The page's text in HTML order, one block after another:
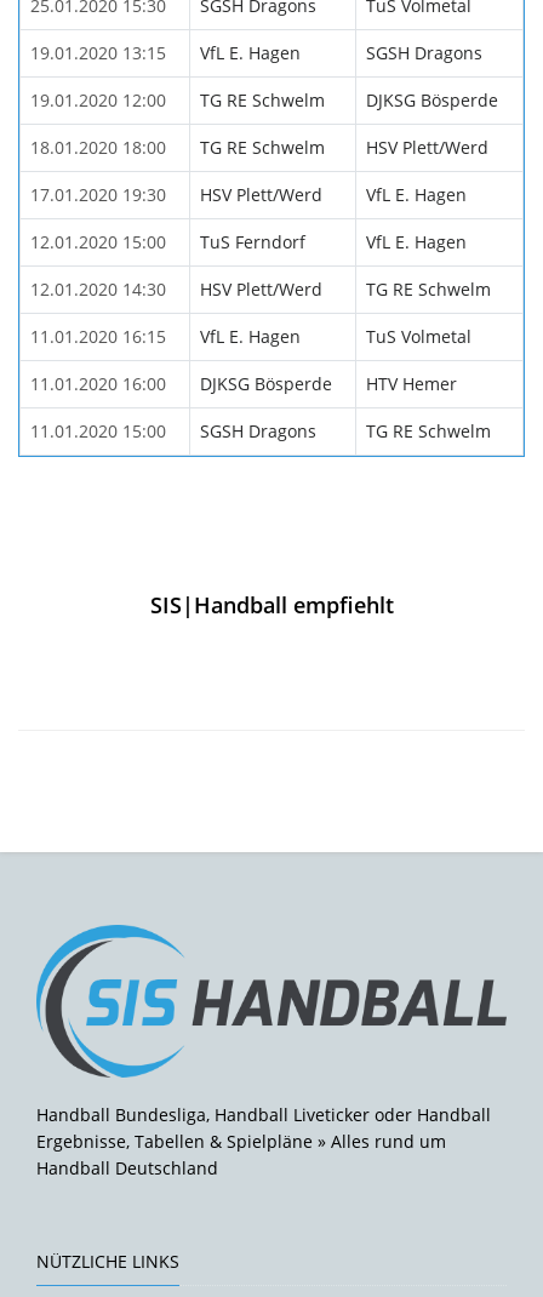
25.01.2020 15:30 SGSH Dragons TuS Volmetal
19.01.2020 13:15 VfL E. Hagen SGSH Dragons
19.01.2020 12:00 TG RE Schwelm DJKSG Bösperde
18.01.2020 18:00 TG RE Schwelm HSV Plett/Werd
17.01.2020 19:30 HSV Plett/Werd VfL E. Hagen
12.01.2020 15:00 TuS Ferndorf VfL E. Hagen
12.01.2020 14:30 HSV Plett/Werd TG RE Schwelm
11.01.2020 16:15 VfL E. Hagen TuS Volmetal
11.01.2020 16:00 DJKSG Bösperde HTV Hemer
11.01.2020 15:00 SGSH Dragons TG RE Schwelm
SIS|Handball empfiehlt
Handball Bundesliga, Handball Liveticker oder Handball
Ergebnisse, Tabellen & Spielpläne » Alles rund um
Handball Deutschland
NÜTZLICHE LINKS